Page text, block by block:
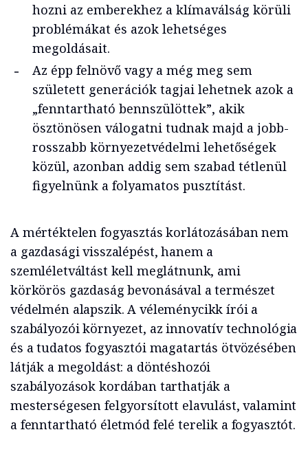
hozni az emberekhez a klímaválság körüli
problémákat és azok lehetséges
megoldásait.
Az épp felnövő vagy a még meg sem
született generációk tagjai lehetnek azok a
„fenntartható bennszülöttek”, akik
ösztönösen válogatni tudnak majd a jobb-
rosszabb környezetvédelmi lehetőségek
közül, azonban addig sem szabad tétlenül
figyelnünk a folyamatos pusztítást.
A mértéktelen fogyasztás korlátozásában nem
a gazdasági visszalépést, hanem a
szemléletváltást kell meglátnunk, ami
körkörös gazdaság bevonásával a természet
védelmén alapszik. A véleménycikk írói a
szabályozói környezet, az innovatív technológia
és a tudatos fogyasztói magatartás ötvözésében
látják a megoldást: a döntéshozói
szabályozások kordában tarthatják a
mesterségesen felgyorsított elavulást, valamint
a fenntartható életmód felé terelik a fogyasztót.